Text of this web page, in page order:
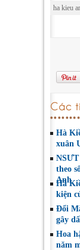
ha kieu
Các
Hà
xuân
theo
Anh
Hà
kiện
Đổi
gây
Hoa
năm